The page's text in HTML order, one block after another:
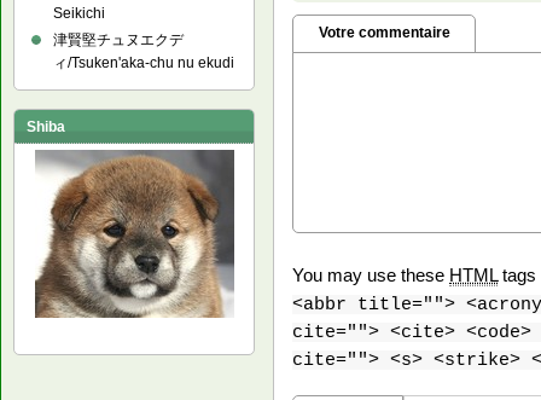
Votre commentaire
You may use these HTMLtags
<abbr title="">
cite=""> <cite> <code>
cite=""> <s> <strike>
Seikichi
津賢堅チュヌエクデ
ィ/Tsuken'aka-chu nu ekudi
Shiba